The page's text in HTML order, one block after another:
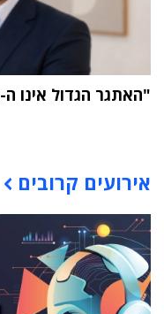
"האתגר הגדול אינו ה-AI אלא הטמעתה בארגון"
אירועים קרובים